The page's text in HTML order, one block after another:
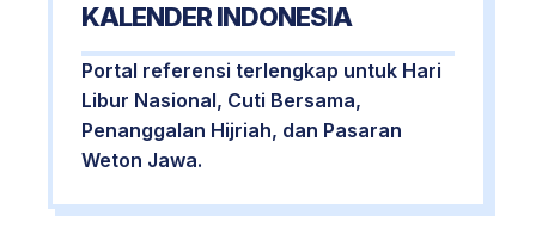
KALENDER INDONESIA
Portal referensi terlengkap untuk Hari
Libur Nasional, Cuti Bersama,
Penanggalan Hijriah, dan Pasaran
Weton Jawa.